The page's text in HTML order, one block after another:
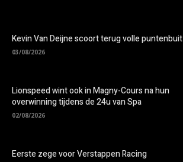
Kevin Van Deijne scoort terug volle puntenbuit
03/08/2026
Lionspeed wint ook in Magny-Cours na hun
overwinning tijdens de 24u van Spa
02/08/2026
Eerste zege voor Verstappen Racing